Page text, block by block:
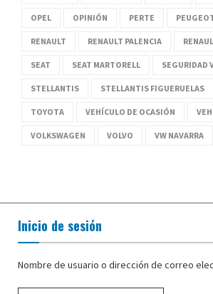
OPEL OPINIÓN PERTE
RENAULT RENAULT PALENCIA
SEAT SEAT MARTORELL SEGURIDAD
STELLANTIS STELLANTIS FIGUERUELAS
TOYOTA VEHÍCULO DE OCASIÓN
VOLKSWAGEN VOLVO VW NAVARRA
Inicio de sesión
Nombre de usuario o dirección de correo